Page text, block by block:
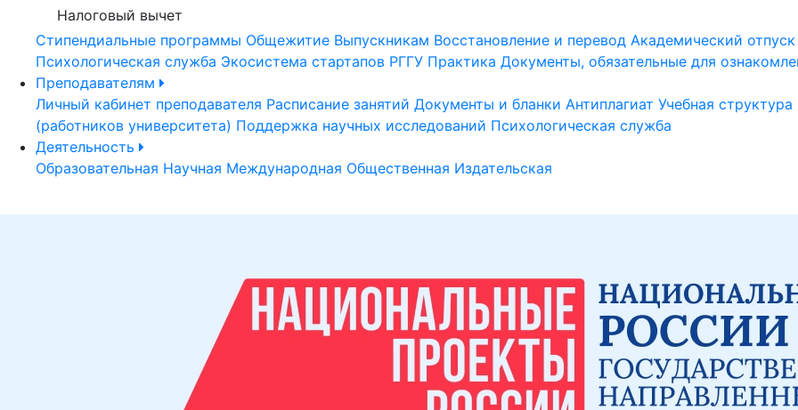
Налоговый вычет
Стипендиальные программы Общежитие Выпускникам Восстановление и перевод Академический отпуск
Психологическая служба Экосистема стартапов РГГУ Практика Документы, обязательные для
Преподавателям
Личный кабинет преподавателя Расписание занятий Документы и бланки Антиплагиат Учебная структура
(работников университета) Поддержка научных исследований Психологическая служба
Деятельность
Образовательная Научная Международная Общественная Издательская